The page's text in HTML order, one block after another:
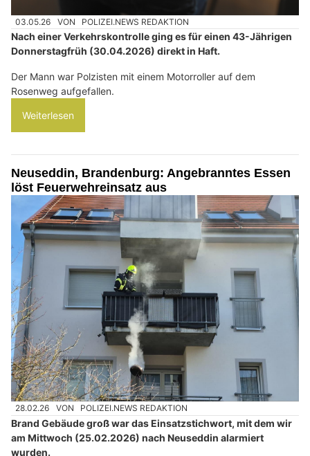
03.05.26 VON POLIZEI.NEWS REDAKTION
Nach einer Verkehrskontrolle ging es für einen 43-Jährigen
Donnerstagfrüh (30.04.2026) direkt in Haft.
Der Mann war Polzisten mit einem Motorroller auf dem
Rosenweg aufgefallen.
Weiterlesen
Neuseddin, Brandenburg: Angebranntes Essen
löst Feuerwehreinsatz aus
28.02.26 VON POLIZEI.NEWS REDAKTION
Brand Gebäude groß war das Einsatzstichwort, mit dem wir
am Mittwoch (25.02.2026) nach Neuseddin alarmiert
wurden.